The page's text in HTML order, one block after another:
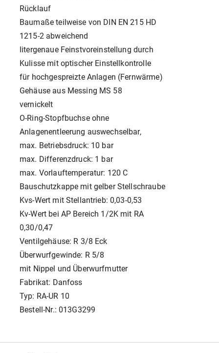
Rücklauf
Baumaße teilweise von DIN EN 215 HD
1215-2 abweichend
litergenaue Feinstvoreinstellung durch
Kulisse mit optischer Einstellkontrolle
für hochgespreizte Anlagen (Fernwärme)
Gehäuse aus Messing MS 58
vernickelt
O-Ring-Stopfbuchse ohne
Anlagenentleerung auswechselbar,
max. Betriebsdruck: 10 bar
max. Differenzdruck: 1 bar
max. Vorlauftemperatur: 120 C
Bauschutzkappe mit gelber Stellschraube
Kvs-Wert mit Stellantrieb: 0,03-0,53
Kv-Wert bei AP Bereich 1/2K mit RA
0,30/0,47
Ventilgehäuse: R 3/8 Eck
Überwurfgewinde: R 5/8
mit Nippel und Überwurfmutter
Fabrikat: Danfoss
Typ: RA-UR 10
Bestell-Nr.: 013G3299